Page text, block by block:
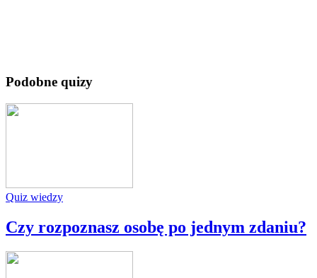
Podobne quizy
Quiz wiedzy
Czy rozpoznasz osobę po jednym zdaniu?